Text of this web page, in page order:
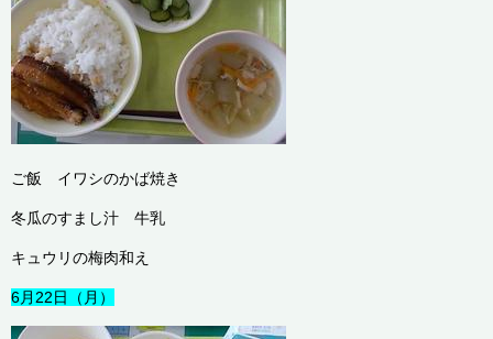
ご飯 イワシのかば焼き
冬瓜のすまし汁 牛乳
キュウリの梅肉和え
6月22日（月）